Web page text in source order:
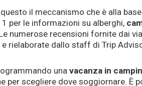
il meccanismo che è alla
1 per le informazioni su alberghi,
numerose recensioni fornite dai
rielaborate dallo staff di Trip
unavacanza in
per scegliere dove soggiornare. È